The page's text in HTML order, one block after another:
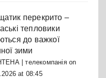
перекрито –
тепловики
до важкої
зими
| телекомпаніяon
at 08:45